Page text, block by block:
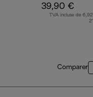
39,90 €
TVA incluse de
Comparer